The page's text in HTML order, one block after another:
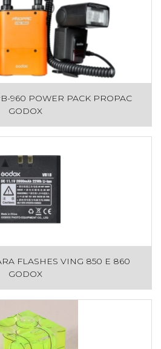
960 POWER PACK PROPAC
GODOX
FLASHES VING 850 E 860
GODOX